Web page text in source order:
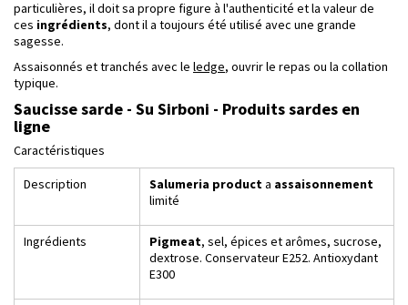
particulières, il doit sa propre figure à l'authenticité et la valeur de
ces ingrédients, dont il a toujours été utilisé avec une grande
sagesse.
Assaisonnés et tranchés avec le ledge, ouvrir le repas ou la collation
typique.
Saucisse sarde - Su Sirboni - Produits sardes en
ligne
Caractéristiques
Description Salumeria producta assaisonnement
limité
Ingrédients Pigmeat, sel, épices et arômes, sucrose,
dextrose. Conservateur E252. Antioxydant
E300